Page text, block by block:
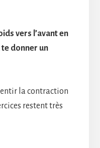
vers l’avant en
te donner un
la contraction
restent très